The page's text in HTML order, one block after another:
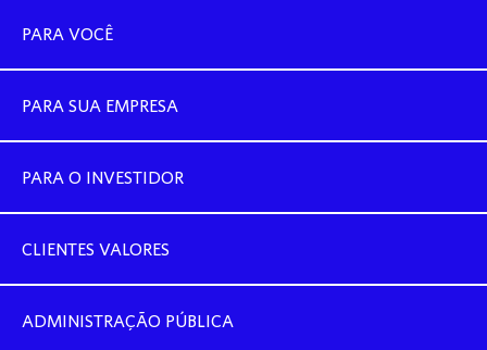
PARA VOCÊ
PARA SUA EMPRESA
PARA O INVESTIDOR
CLIENTES VALORES
ADMINISTRAÇÃO PÚBLICA